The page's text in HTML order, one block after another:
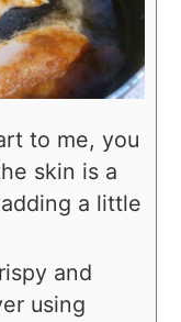
to me, you
skin is a
a little
and
using